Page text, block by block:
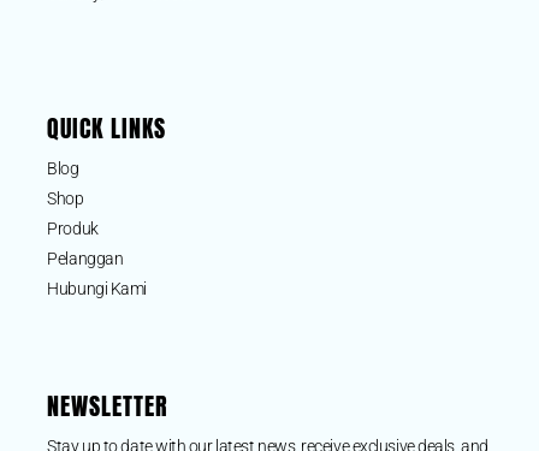
QUICK LINKS
Blog
Shop
Produk
Pelanggan
Hubungi Kami
NEWSLETTER
Stay up to date with our latest news, receive exclusive deals, and